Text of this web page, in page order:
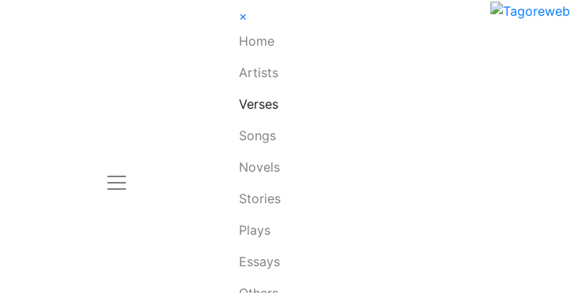
×
Home
Artists
Verses
Songs
Novels
Stories
Plays
Essays